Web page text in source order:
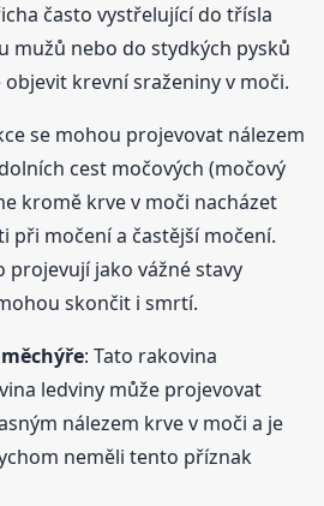
často vystřelující do třísla
mužů nebo do stydkých pysků
krevní sraženiny v moči.
se mohou projevovat nálezem
cest močových (močový
kromě krve v moči nacházet
při močení a častější močení.
projevují jako vážné stavy
skončit i smrtí.
: Tato rakovina
ledviny může projevovat
nálezem krve v moči a je
neměli tento příznak